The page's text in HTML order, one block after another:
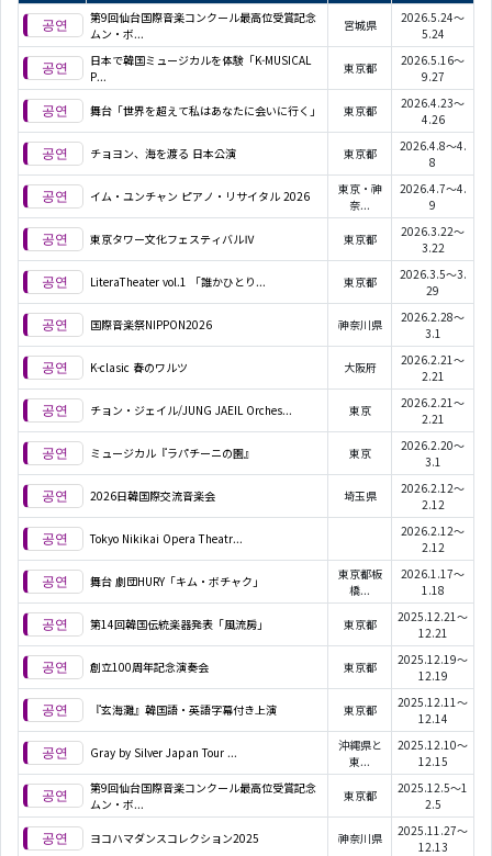
第9回仙台国際音楽コンクール最高位受賞記念
ムン・ボ...
宮城県
2026.5.24～
5.24
日本で韓国ミュージカルを体験「K-MUSICAL
P...
東京都
2026.5.16～
9.27
舞台「世界を超えて私はあなたに会いに行く」 東京都
2026.4.23～
4.26
チョヨン、海を渡る 日本公演 東京都
2026.4.8～4.
8
イム・ユンチャン ピアノ・リサイタル 2026
東京・神
奈...
2026.4.7～4.
9
東京タワー文化フェスティバルⅣ 東京都
2026.3.22～
3.22
LiteraTheater vol.1 「誰かひとり... 東京都
2026.3.5～3.
29
国際音楽祭NIPPON2026 神奈川県
2026.2.28～
3.1
K-clasic 春のワルツ 大阪府
2026.2.21～
2.21
チョン・ジェイル/JUNG JAEIL Orches... 東京
2026.2.21～
2.21
ミュージカル『ラパチーニの園』 東京
2026.2.20～
3.1
2026日韓国際交流音楽会 埼玉県
2026.2.12～
2.12
Tokyo Nikikai Opera Theatr...
2026.2.12～
2.12
舞台 劇団HURY「キム・ボチャク」
東京都板
橋...
2026.1.17～
1.18
第14回韓国伝統楽器発表「風流房」 東京都
2025.12.21～
12.21
創立100周年記念演奏会 東京都
2025.12.19～
12.19
『玄海灘』韓国語・英語字幕付き上演 東京都
2025.12.11～
12.14
Gray by Silver Japan Tour ...
沖縄県と
東...
2025.12.10～
12.15
第9回仙台国際音楽コンクール最高位受賞記念
ムン・ボ...
東京都
2025.12.5～1
2.5
ヨコハマダンスコレクション2025 神奈川県
2025.11.27～
12.13